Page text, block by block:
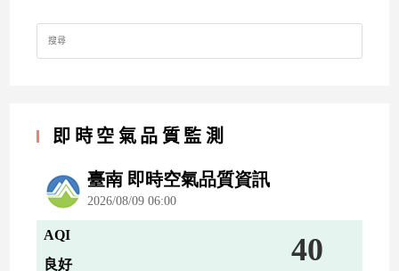
Search
for:
即時空氣品質監測